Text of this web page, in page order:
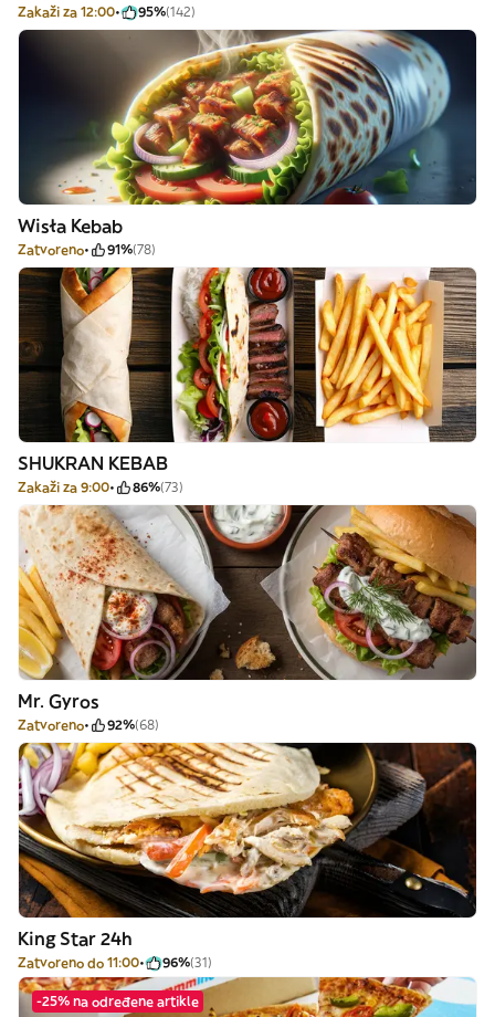
Zakaži za 12:00 95%(142)
Wisła Kebab
Zatvoreno 91%(78)
SHUKRAN KEBAB
Zakaži za 9:00 86%(73)
Mr. Gyros
Zatvoreno 92%(68)
King Star 24h
Zatvoreno do 11:00 96%(31)
-25% na određene artikle